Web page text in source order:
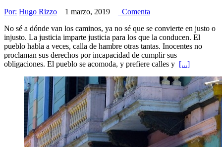
Por: Hugo Rizzo 1 marzo, 2019
Comenta
No sé a dónde van los caminos, ya no sé que se convierte en justo o
injusto. La justicia imparte justicia para los que la conducen. El
pueblo habla a veces, calla de hambre otras tantas. Inocentes no
proclaman sus derechos por incapacidad de cumplir sus
obligaciones. El pueblo se acomoda, y prefiere calles y [...]